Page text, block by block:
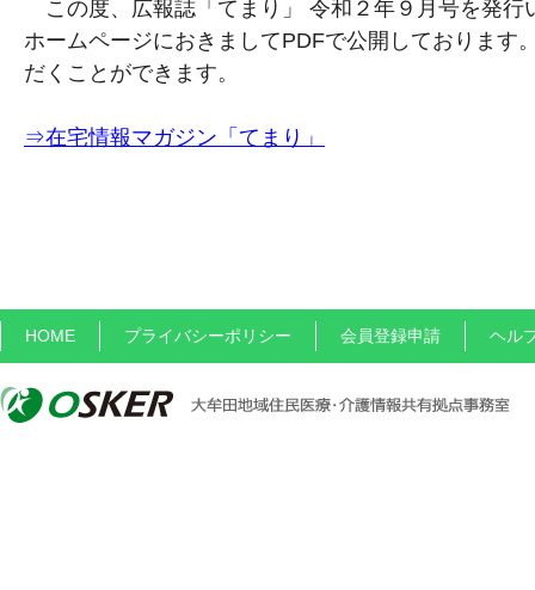
この度、広報誌「てまり」 令和２年９月号を発行
ホームページにおきましてPDFで公開しております
だくことができます。
⇒在宅情報マガジン「てまり」
HOME プライバシーポリシー 会員登録申請 ヘル